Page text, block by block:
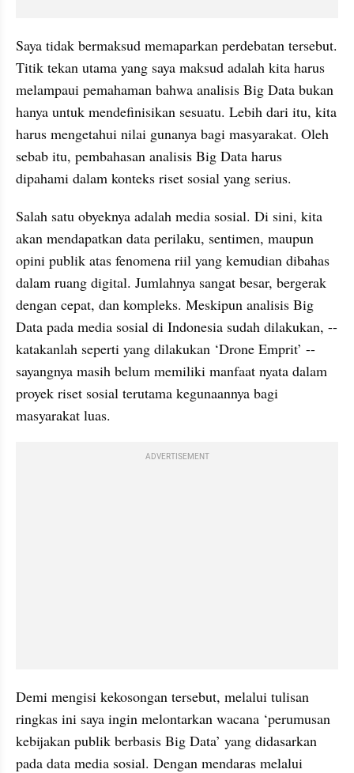
Saya tidak bermaksud memaparkan perdebatan tersebut.
Titik tekan utama yang saya maksud adalah kita harus
melampaui pemahaman bahwa analisis Big Data bukan
hanya untuk mendefinisikan sesuatu. Lebih dari itu, kita
harus mengetahui nilai gunanya bagi masyarakat. Oleh
sebab itu, pembahasan analisis Big Data harus
dipahami dalam konteks riset sosial yang serius.
Salah satu obyeknya adalah media sosial. Di sini, kita
akan mendapatkan data perilaku, sentimen, maupun
opini publik atas fenomena riil yang kemudian dibahas
dalam ruang digital. Jumlahnya sangat besar, bergerak
dengan cepat, dan kompleks. Meskipun analisis Big
Data pada media sosial di Indonesia sudah dilakukan, --
katakanlah seperti yang dilakukan ‘Drone Emprit’ --
sayangnya masih belum memiliki manfaat nyata dalam
proyek riset sosial terutama kegunaannya bagi
masyarakat luas.
ADVERTISEMENT
Demi mengisi kekosongan tersebut, melalui tulisan
ringkas ini saya ingin melontarkan wacana ‘perumusan
kebijakan publik berbasis Big Data’ yang didasarkan
pada data media sosial. Dengan mendaras melalui